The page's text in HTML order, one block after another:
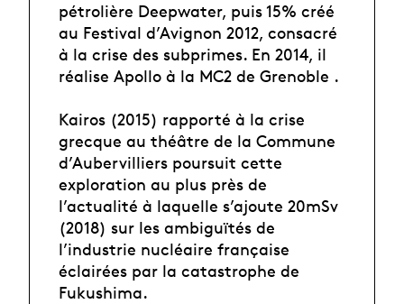
pétrolière Deepwater, puis 15% créé
au Festival d’Avignon 2012, consacré
à la crise des subprimes. En 2014, il
réalise Apollo à la MC2 de Grenoble .
Kairos (2015) rapporté à la crise
grecque au théâtre de la Commune
d’Aubervilliers poursuit cette
exploration au plus près de
l’actualité à laquelle s’ajoute 20mSv
(2018) sur les ambiguïtés de
l’industrie nucléaire française
éclairées par la catastrophe de
Fukushima.